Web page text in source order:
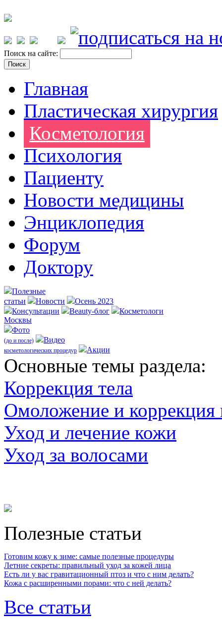
Поиск на сайте:
Главная
Пластическая хирургия
Косметология
Психология
Пациенту
Новости медицины
Энциклопедия
Форум
Доктору
Полезные
статьи
Новости
Осень 2023
Консультации
Beauty-блог
Косметологи
Москвы
Фото
(до и после) Видео
косметологических процедур Акции
Оcновные темы раздела:
Коррекция тела
Омоложение и коррекция
Уход и лечение кожи
Уход за волосами
Полезные статьи
Готовим кожу к зиме: самые полезные процедуры
Летние секреты: правильный уход за кожей лица
Есть ли у вас гравитационный птоз и что с ним делать?
Кожа с расширенными порами: что с ней делать?
Все статьи